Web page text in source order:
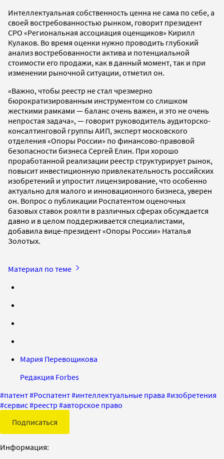
Интеллектуальная собственность ценна не сама по себе, а
своей востребованностью рынком, говорит президент
СРО «Региональная ассоциация оценщиков» Кирилл
Кулаков. Во время оценки нужно проводить глубокий
анализ востребованности актива и потенциальной
стоимости его продажи, как в данный момент, так и при
изменении рыночной ситуации, отметил он.
«Важно, чтобы реестр не стал чрезмерно
бюрократизированным инструментом со слишком
жесткими рамками — баланс очень важен, и это не очень
непростая задача», — говорит руководитель аудиторско-
консалтинговой группы АИП, эксперт московского
отделения «Опоры России» по финансово-правовой
безопасности бизнеса Сергей Елин. При хорошо
проработанной реализации реестр структурирует рынок,
повысит инвестиционную привлекательность российских
изобретений и упростит лицензирование, что особенно
актуально для малого и инновационного бизнеса, уверен
он. Вопрос о публикации Роспатентом оценочных
базовых ставок роялти в различных сферах обсуждается
давно и в целом поддерживается специалистами,
добавила вице-президент «Опоры России» Наталья
Золотых.
Материал по теме
Мария Перевощикова
Редакция Forbes
#патент#Роспатент#интеллектуальные права #изобретения
#сервис#реестр #авторское право
Подписаться
Информация: